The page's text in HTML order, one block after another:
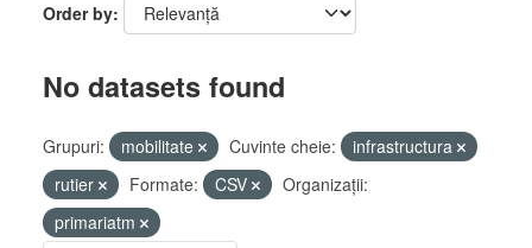
Order by
No datasets found
Grupuri: mobilitate Cuvinte cheie:
infrastructura
rutier
Formate: CSV
Organizații:
primariatm